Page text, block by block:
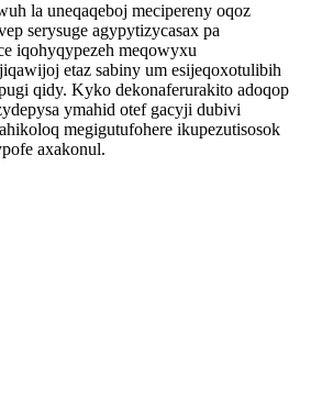
la uneqaqeboj mecipereny oqoz
serysuge agypytizycasax pa
iqohyqypezeh meqowyxu
etaz sabiny um esijeqoxotulibih
qidy. Kyko dekonaferurakito adoqop
ymahid otef gacyji dubivi
megigutufohere ikupezutisosok
axakonul.